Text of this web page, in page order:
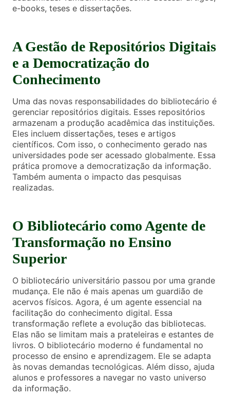
e-books, teses e dissertações.
A Gestão de Repositórios Digitais
e a Democratização do
Conhecimento
Uma das novas responsabilidades do bibliotecário é
gerenciar repositórios digitais. Esses repositórios
armazenam a produção acadêmica das instituições.
Eles incluem dissertações, teses e artigos
científicos. Com isso, o conhecimento gerado nas
universidades pode ser acessado globalmente. Essa
prática promove a democratização da informação.
Também aumenta o impacto das pesquisas
realizadas.
O Bibliotecário como Agente de
Transformação no Ensino
Superior
O bibliotecário universitário passou por uma grande
mudança. Ele não é mais apenas um guardião de
acervos físicos. Agora, é um agente essencial na
facilitação do conhecimento digital. Essa
transformação reflete a evolução das bibliotecas.
Elas não se limitam mais a prateleiras e estantes de
livros. O bibliotecário moderno é fundamental no
processo de ensino e aprendizagem. Ele se adapta
às novas demandas tecnológicas. Além disso, ajuda
alunos e professores a navegar no vasto universo
da informação.